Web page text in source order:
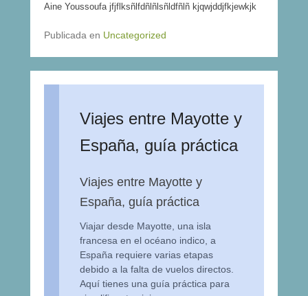
Aine Youssoufa jfjflksñlfdñlñlsñldfñlñ kjqwjddjfkjewkjk
Publicada en Uncategorized
Viajes entre Mayotte y
España, guía práctica
Viajes entre Mayotte y
España, guía práctica
Viajar desde Mayotte, una isla
francesa en el océano indico, a
España requiere varias etapas
debido a la falta de vuelos directos.
Aquí tienes una guía práctica para